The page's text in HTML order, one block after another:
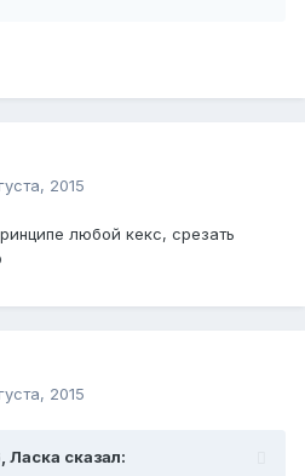
2015
любой кекс, срезать
2015
Ласка сказал: